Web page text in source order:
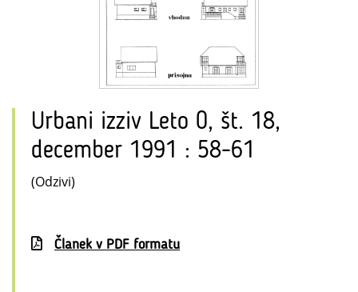
Urbani izziv Leto 0, št. 18,
december 1991 : 58-61
(Odzivi)
Članek v PDF formatu